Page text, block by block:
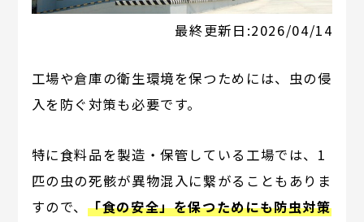
最終更新日:2026/04/14
工場や倉庫の衛生環境を保つためには、虫の侵
入を防ぐ対策も必要です。
特に食料品を製造・保管している工場では、1
匹の虫の死骸が異物混入に繋がることもありま
すので、「食の安全」を保つためにも防虫対策